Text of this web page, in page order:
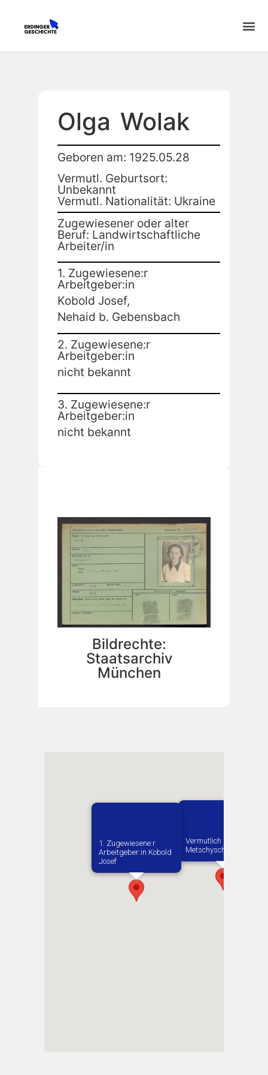
Olga Wolak
Geboren am: 1925.05.28
Vermutl. Geburtsort:
Unbekannt
Vermutl. Nationalität: Ukraine
Zugewiesener oder alter
Beruf: Landwirtschaftliche
Arbeiter/in
1. Zugewiesene:r
Arbeitgeber:in
Kobold Josef,
Nehaid b. Gebensbach
2. Zugewiesene:r
Arbeitgeber:in
nicht bekannt
3. Zugewiesene:r
Arbeitgeber:in
nicht bekannt
Bildrechte:
Staatsarchiv
München
Vermutlich geboren in
Metschyschtschiw
1. Zugewiesene:r
Arbeitgeber:in​ Kobold
Josef